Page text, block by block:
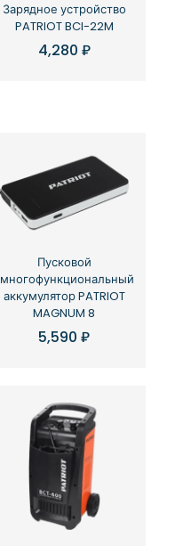
Зарядное устройство
PATRIOT BCI-22M
4,280 ₽
Пусковой
многофункциональный
аккумулятор PATRIOT
MAGNUM 8
5,590₽